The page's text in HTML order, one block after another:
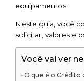
equipamentos.
Neste guia, você
solicitar, valores e
Você vai ver
O que é o Crédito